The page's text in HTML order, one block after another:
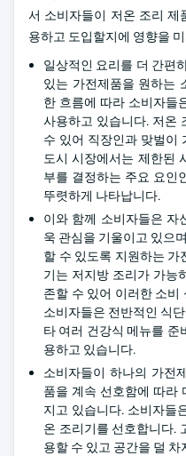
서 소비자들이 저온 조리 제
용하고 도입할지에 영향을
일상적인 요리를 더 간편
있는 가전제품을 원하는
한 흐름에 따라 소비자들
사용하고 있습니다. 저온
수 있어 직장인과 맞벌이
도시 시장에서는 제한된
부를 결정하는 주요 요인
뚜렷하게 나타납니다.
이와 함께 소비자들은 자
욱 관심을 기울이고 있으
할 수 있도록 지원하는 가
기는 저지방 조리가 가능
존할 수 있어 이러한 소비
소비자들은 전반적인 식
타 여러 건강식 메뉴를 준
용하고 있습니다.
소비자들이 하나의 가전
품을 계속 선호함에 따라
지고 있습니다. 소비자들
온 조리기를 선호합니다.
용할 수 있고 공간을 덜